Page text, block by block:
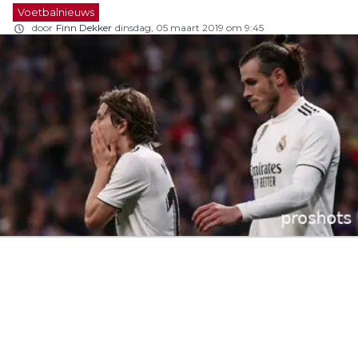
Voetbalnieuws
door Finn Dekker dinsdag, 05 maart 2019 om 9:45